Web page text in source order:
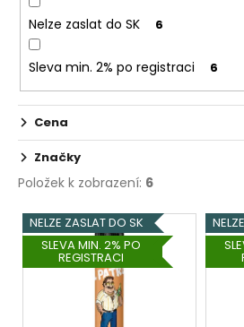
Nelze zaslat do SK 6
Sleva min. 2% po registraci 6
Cena
Značky
Položek k zobrazení: 6
V
ý
p
NELZE ZASLAT DO SK
SLEVA MIN. 2% PO
REGISTRACI
u
e
ASPIRE
NAUTILUS
BVC
OHM
46